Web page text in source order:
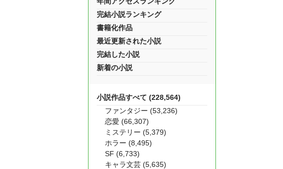
完結小説ランキング
書籍化作品
最近更新された小説
完結した小説
新着の小説
小説作品すべて (228,564)
ファンタジー (53,236)
恋愛 (66,307)
ミステリー (5,379)
ホラー (8,495)
SF (6,733)
キャラ文芸 (5,635)